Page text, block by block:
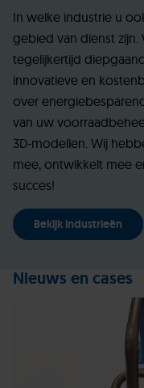
In welke industrie u
gebied van dienst
tegelijkertijd
innovatieve en
over
van uw
3D-modellen. Wij
mee, ontwikkelt mee
succes!
Bekijk industrieën
Nieuws en cases